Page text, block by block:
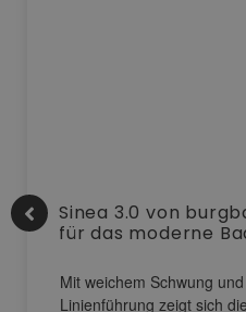
Sinea 3.0 von
für das moderne
Mit weichem Schwung
Linienführung zeigt sich